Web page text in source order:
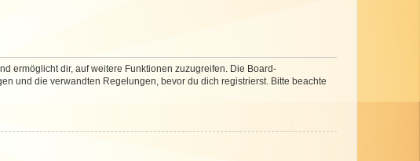
ermöglicht dir, auf weitere Funktionen zuzugreifen. Die Board-
und die verwandten Regelungen, bevor du dich registrierst. Bitte beachte